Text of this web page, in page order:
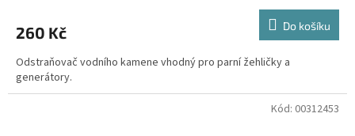
260 Kč Do košíku
Odstraňovač vodního kamene vhodný pro parní žehličky a
generátory.
Kód: 00312453